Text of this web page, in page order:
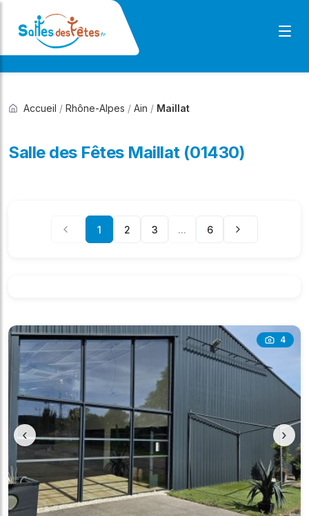
Accueil / Rhône-Alpes / Ain / Maillat
Salle des Fêtes Maillat (01430)
1 2 3 ... 6
4
‹ ›